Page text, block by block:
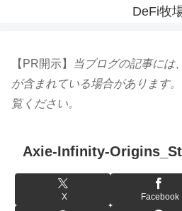
DeFi牧
【PR開示】
当ブログの記事には
が含まれている場合があります
覧ください。
Axie-Infinity-
X Facebook